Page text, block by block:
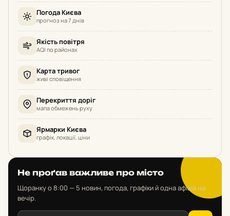
Погода Києва
прогноз на 7 днів
Якість повітря
AQI по районах
Карта тривог
живі сповіщення
Перекриття доріг
мапа обмежень руху
Ярмарки Києва
графік, локації, ціни
Не проґав важливе про місто
Щоранку о 8:00 — 5 новин, погода, графіки й одна афіша на
вечір.